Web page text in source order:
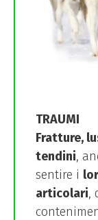
TRAUMI
Fratture,
tendini,
sentire i
articolari,